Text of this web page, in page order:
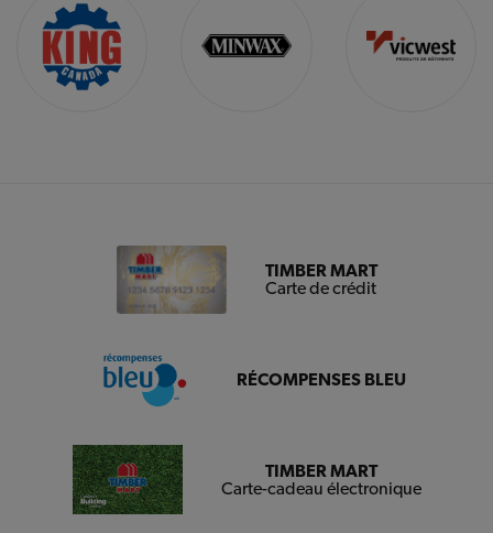
TIMBER MART
Carte de crédit
RÉCOMPENSES BLEU
TIMBER MART
Carte-cadeau électronique